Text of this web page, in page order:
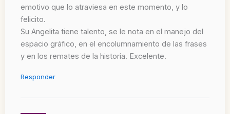
emotivo que lo atraviesa en este momento, y lo
felicito.
Su Angelita tiene talento, se le nota en el manejo del
espacio gráfico, en el encolumnamiento de las frases
y en los remates de la historia. Excelente.
Responder